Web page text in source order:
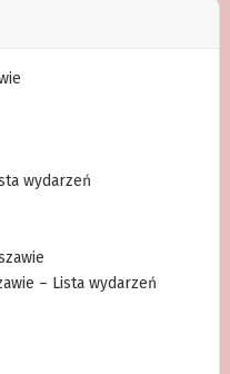
wydarzeń
– Lista wydarzeń